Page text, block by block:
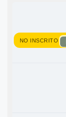
NO INSCRITO